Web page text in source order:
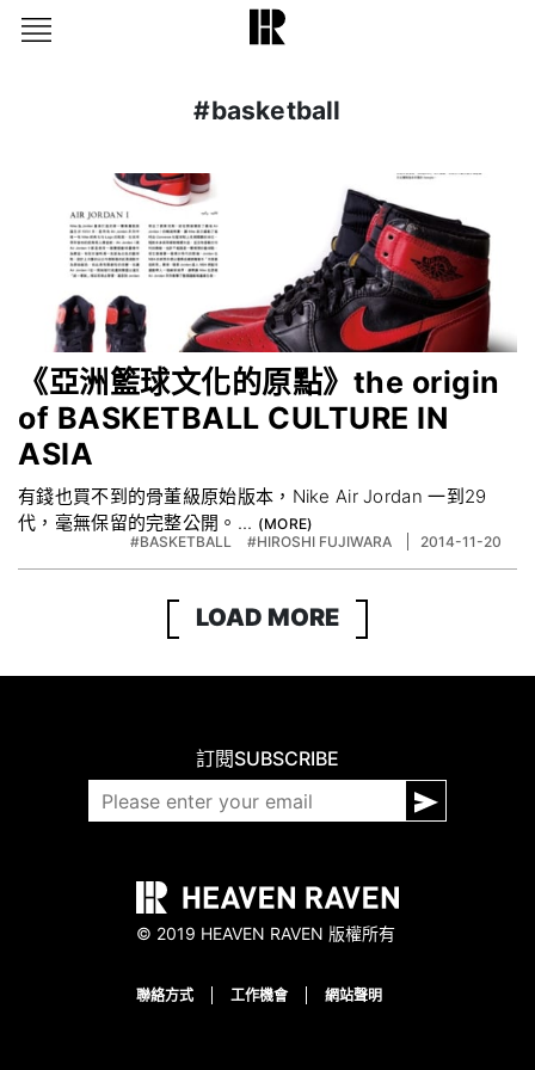
#basketball
《亞洲籃球文化的原點》the origin
of BASKETBALL CULTURE IN
ASIA
有錢也買不到的骨董級原始版本，Nike Air Jordan 一到29
代，毫無保留的完整公開。...
#BASKETBALL #HIROSHI FUJIWARA 2014-11-20
LOAD MORE
訂閱SUBSCRIBE
© 2019 HEAVEN RAVEN 版權所有
聯絡方式 工作機會 網站聲明